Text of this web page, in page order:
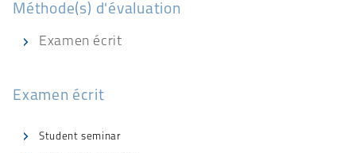
Méthode(s) d'évaluation
Examen écrit
Examen écrit
Student seminar